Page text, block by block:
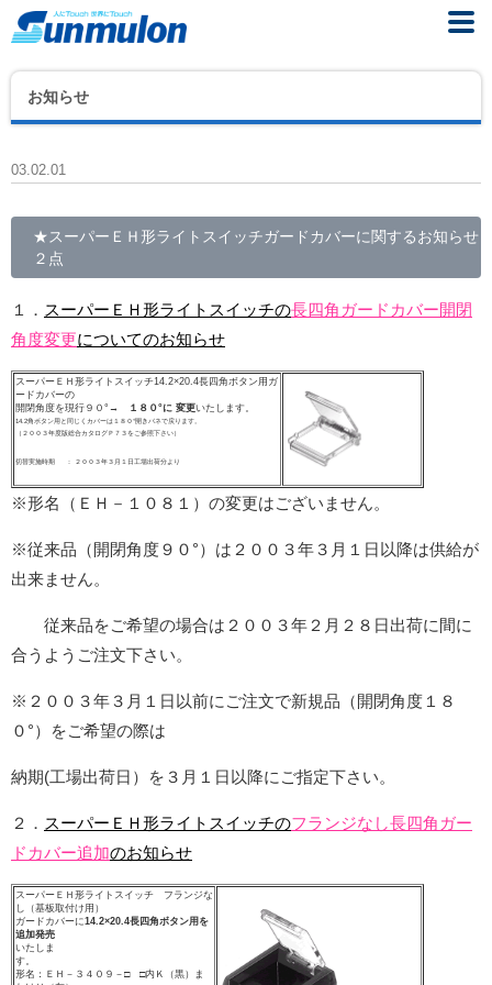
お知らせ
03.02.01
★スーパーＥＨ形ライトスイッチガードカバーに関するお知らせ
２点
１． スーパーＥＨ形ライトスイッチの長四角ガードカバー開閉
角度変更についてのお知らせ
スーパーＥＨ形ライトスイッチ14.2×20.4長四角ボタン用ガ
ードカバーの
開閉角度を現行９０° → １８０°に 変更いたします。
14.2角ボタン用と同じくカバーは１８０°開きバネで戻ります。
（２００３年度版総合カタログＰ７３をご参照下さい）
切替実施時期 ： ２００３年３月１日工場出荷分より
※形名（ＥＨ－１０８１）の変更はございません。
※従来品（開閉角度９０°）は２００３年３月１日以降は供給が
出来ません。
従来品をご希望の場合は２００３年２月２８日出荷に間に
合うようご注文下さい。
※２００３年３月１日以前にご注文で新規品（開閉角度１８
０°）をご希望の際は
納期(工場出荷日）を３月１日以降にご指定下さい。
２． スーパーＥＨ形ライトスイッチのフランジなし長四角ガー
ドカバー追加のお知らせ
スーパーＥＨ形ライトスイッチ フランジな
し（基板取付け用）
ガードカバーに14.2×20.4長四角ボタン用を
追加発売
いたしま
す。
形名：ＥＨ－３４０９－□ □内Ｋ（黒）ま